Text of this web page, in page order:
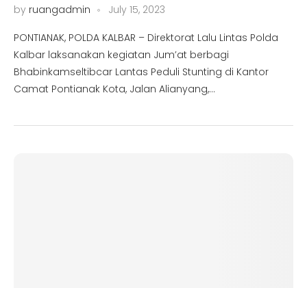
by ruangadmin July 15, 2023
PONTIANAK, POLDA KALBAR – Direktorat Lalu Lintas Polda
Kalbar laksanakan kegiatan Jum’at berbagi
Bhabinkamseltibcar Lantas Peduli Stunting di Kantor
Camat Pontianak Kota, Jalan Alianyang,…